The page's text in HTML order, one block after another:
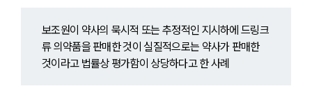
보조원이 약사의 묵시적 또는 추정적인 지시하에 드링크
류 의약품을 판매한 것이 실질적으로는 약사가 판매한
것이라고 법률상 평가함이 상당하다고 한 사례